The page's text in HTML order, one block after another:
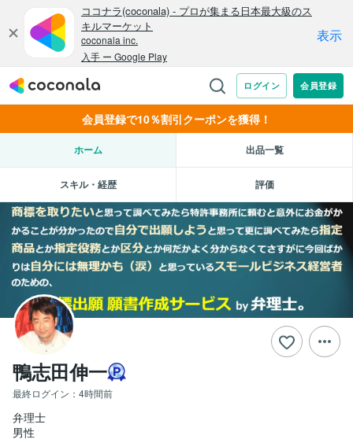
会員登録で10％割引クーポンを獲得！
ホーム 出品一覧
スキル・経歴 評価
鴨志田伸一
最終ログイン： 4時間前
弁理士
男性